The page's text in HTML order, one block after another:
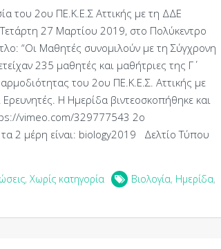
του 2ου ΠΕ.Κ.Ε.Σ Αττικής με τη ΔΔΕ
27 Μαρτίου 2019, στο Πολύκεντρο
“Οι Μαθητές συνομιλούν με τη Σύγχρονη
235 μαθητές και μαθήτριες της Γ΄
του 2ου ΠΕ.Κ.Ε.Σ. Αττικής με
Η Ημερίδα βιντεοσκοπήθηκε και
vimeo.com/329777543 2ο
2 μέρη είναι: biology2019 Δελτίο Τύπου
, Χωρίς κατηγορία Βιολογία, Ημερίδα,